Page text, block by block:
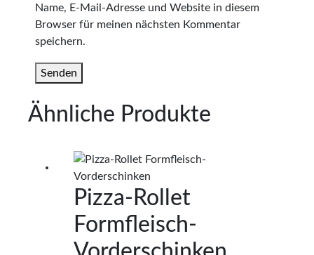
Name, E-Mail-Adresse und Website in diesem
Browser für meinen nächsten Kommentar
speichern.
Ähnliche Produkte
Pizza-Rollet
Formfleisch-